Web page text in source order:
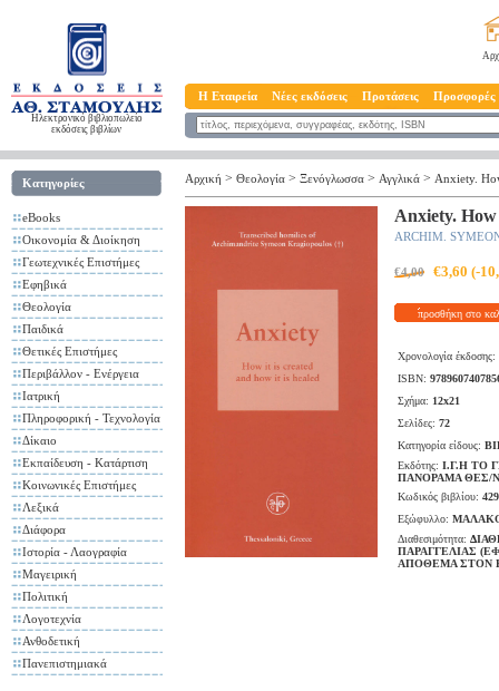
Ηλεκτρονικό βιβλιοπωλείο
εκδόσεις βιβλίων
Η Εταιρεία Νέες εκδόσεις Προτάσεις Προσφορές
Κατηγορίες
eBooks
Οικονομία & Διοίκηση
Γεωτεχνικές Επιστήμες
Εφηβικά
Θεολογία
Παιδικά
Θετικές Επιστήμες
Περιβάλλον - Ενέργεια
Ιατρική
Πληροφορική - Τεχνολογία
Δίκαιο
Εκπαίδευση - Κατάρτιση
Κοινωνικές Επιστήμες
Λεξικά
Διάφορα
Ιστορία - Λαογραφία
Μαγειρική
Πολιτική
Λογοτεχνία
Ανθοδετική
Πανεπιστημιακά
Αρχική > Θεολογία > Ξενόγλωσσα > Αγγλικά > Anxiety.
Anxiety.
ARCHIM.
€4,00 €3,60 (-
προσθήκη στο
Χρονολογία έκδοσης:
ISBN:
Σχήμα: 12x21
Σελίδες: 72
Κατηγορία είδους:
Εκδότης: Ι.Γ.Η ΤΟ
ΠΑΝΟΡΑΜΑ ΘΕΣ/
Κωδικός βιβλίου:
Εξώφυλλο:
Διαθεσιμότητα:
ΠΑΡΑΓΓΕΛΙΑΣ
ΑΠΟΘΕΜΑ ΣΤΟΝ